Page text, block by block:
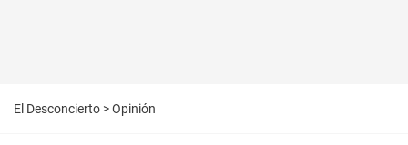
El Desconcierto >Opinión